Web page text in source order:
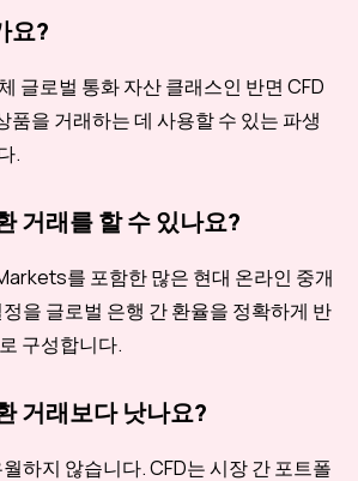
요?
글로벌 통화 자산 클래스인 반면 CFD
품을 거래하는 데 사용할 수 있는 파생
.
거래를 할 수 있나요?
를 포함한 많은 현대 온라인 중개
을 글로벌 은행 간 환율을 정확하게 반
구성합니다.
거래보다 낫나요?
하지 않습니다. CFD는 시장 간 포트폴